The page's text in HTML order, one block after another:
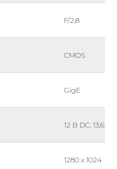
F/2,8
CMOS
GigE
12 В DC, 13,6 Вт
1280 x 1024